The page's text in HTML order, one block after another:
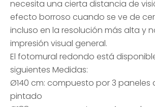
necesita una cierta distancia de
efecto borroso cuando se ve de
incluso en la resolución más alta y
impresión visual general.
El fotomural redondo está
siguientes Medidas:
Ø140 cm: compuesto por 3 paneles
pintado